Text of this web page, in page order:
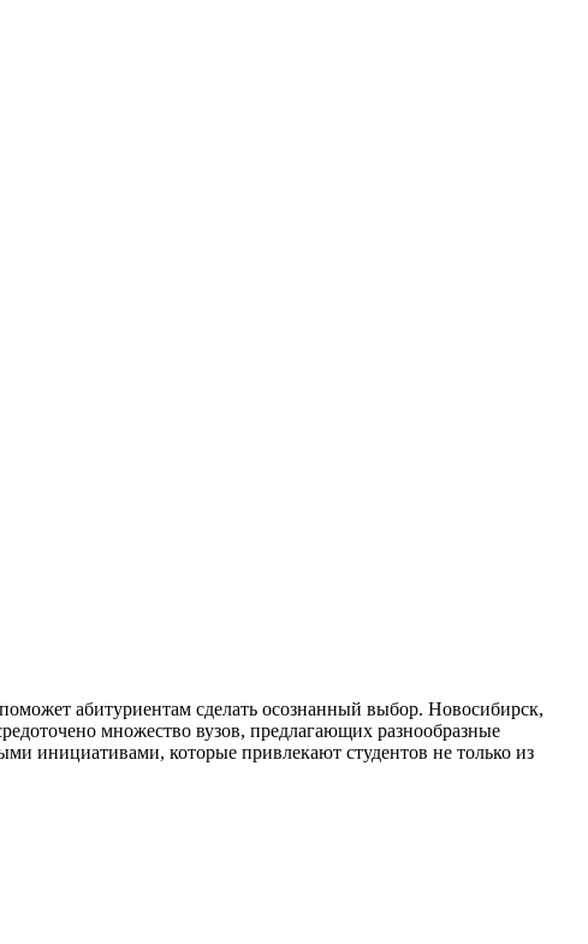
абитуриентам сделать осознанный выбор. Новосибирск,
множество вузов, предлагающих разнообразные
инициативами, которые привлекают студентов не только из